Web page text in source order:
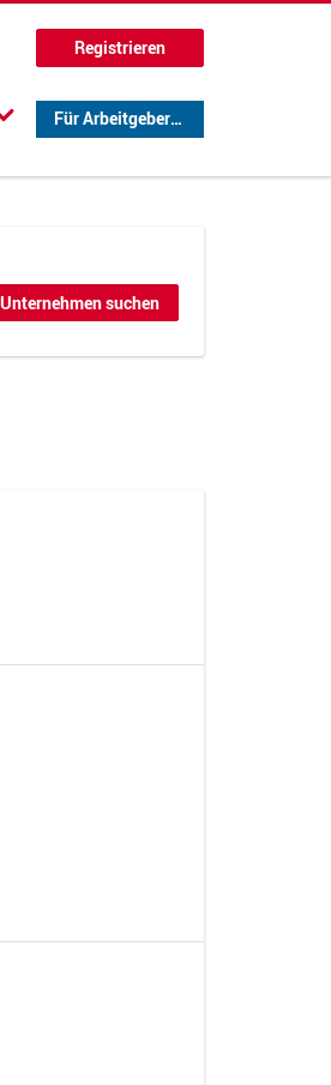
Registrieren
Für Arbeitgeber